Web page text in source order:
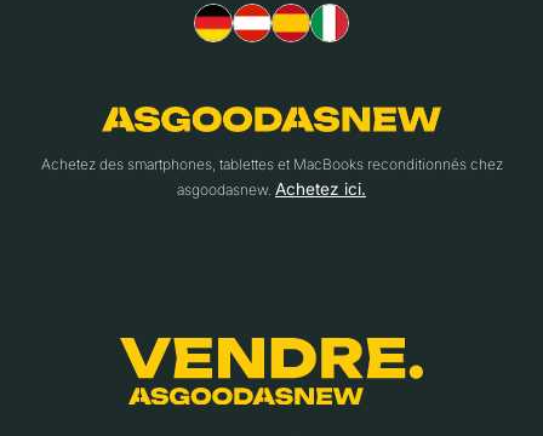
Achetez des smartphones, tablettes et MacBooks reconditionnés chez
asgoodasnew. Achetez ici.